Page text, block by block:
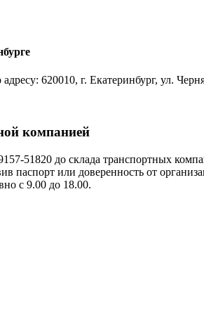
620010, г. Екатеринбург, ул.
компанией
51820 до склада транспортных
паспорт или доверенность от
с 9.00 до 18.00.